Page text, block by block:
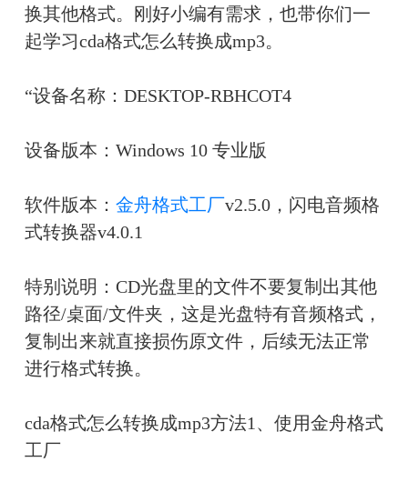
换其他格式。刚好小编有需求，也带你们一
起学习cda格式怎么转换成mp3。
“设备名称：DESKTOP-RBHCOT4
设备版本：Windows 10 专业版
软件版本： 金舟格式工厂v2.5.0，闪电音频格
式转换器v4.0.1
特别说明：CD光盘里的文件不要复制出其他
路径/桌面/文件夹，这是光盘特有音频格式，
复制出来就直接损伤原文件，后续无法正常
进行格式转换。
cda格式怎么转换成mp3方法1、使用金舟格式
工厂